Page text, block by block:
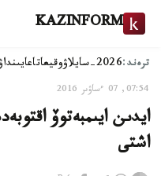
KAZINFORM
ترەند:2026-سايلاۋ وقيعا
07:54, 07 ءساۋىر 2016
ايدىن ايىمبەتوۆ
اشتى